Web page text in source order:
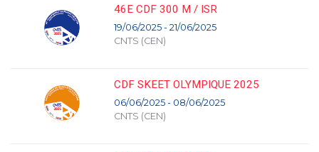
46E CDF 300 M / ISR
19/06/2025 - 21/06/2025
CNTS (CEN)
CDF SKEET OLYMPIQUE 2025
06/06/2025 - 08/06/2025
CNTS (CEN)